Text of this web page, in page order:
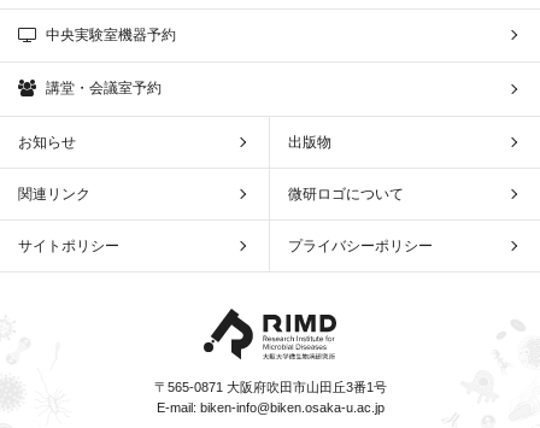
中央実験室機器予約
講堂・会議室予約
お知らせ 出版物
関連リンク 微研ロゴについて
サイトポリシー プライバシーポリシー
〒565-0871 大阪府吹田市山田丘3番1号
E-mail: biken-info@biken.osaka-u.ac.jp